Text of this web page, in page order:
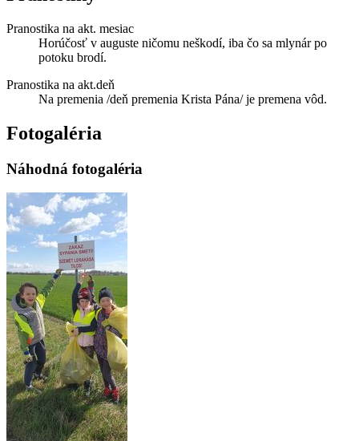
Pranostika na akt. mesiac
Horúčosť v auguste ničomu neškodí, iba čo sa mlynár po
potoku brodí.
Pranostika na akt.deň
Na premenia /deň premenia Krista Pána/ je premena vôd.
Fotogaléria
Náhodná fotogaléria